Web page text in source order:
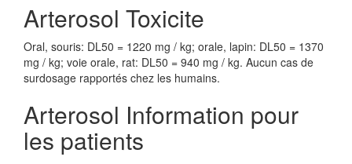
Arterosol Toxicite
Oral, souris: DL50 = 1220 mg / kg; orale, lapin: DL50 = 1370
mg / kg; voie orale, rat: DL50 = 940 mg / kg. Aucun cas de
surdosage rapportés chez les humains.
Arterosol Information pour
les patients